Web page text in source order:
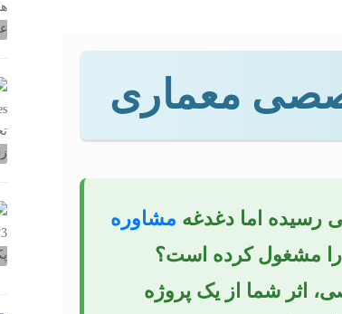
معماری
رسیده اما دغدغه مشاوره
را مشغول کرده است؟
اثر شما از یک پروژه